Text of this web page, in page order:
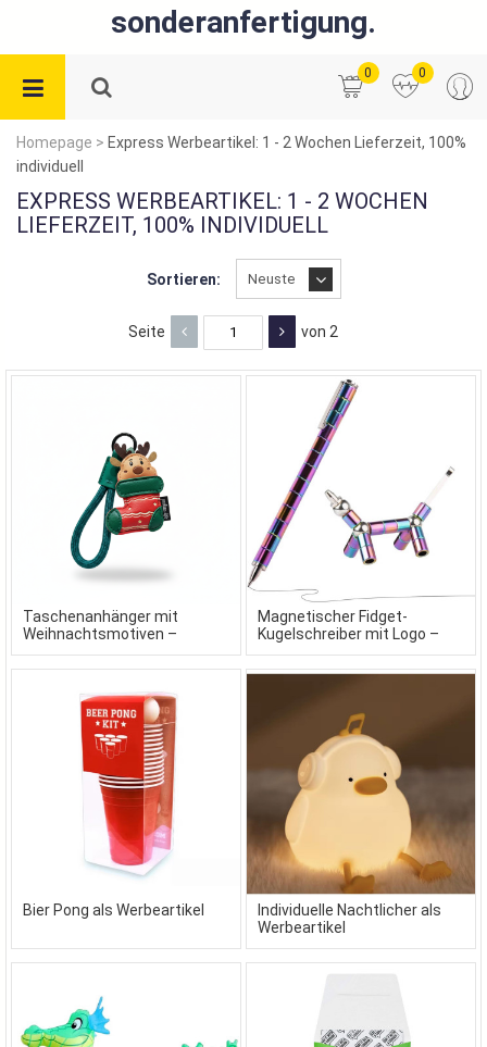
sonderanfertigung.
0 0
Homepage > Express Werbeartikel: 1 - 2 Wochen Lieferzeit, 100%
individuell
EXPRESS WERBEARTIKEL: 1 - 2 WOCHEN
LIEFERZEIT, 100% INDIVIDUELL
Sortieren:
Seite von 2
Taschenanhänger mit
Weihnachtsmotiven –
individuelle Werbeartikel als
Sonderanfertigung
Magnetischer Fidget-
Kugelschreiber mit Logo –
Premium Neodym-Stift als
innovativer Werbeartikel
Bier Pong als Werbeartikel
Individuelle Nachtlicher als
Werbeartikel